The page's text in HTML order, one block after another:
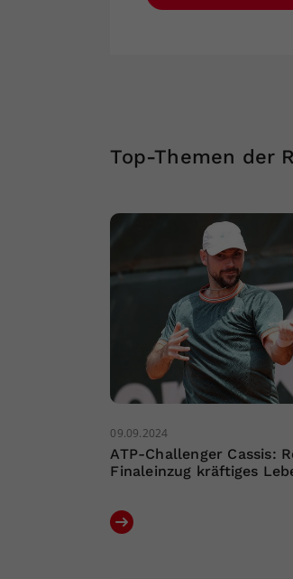
Top-Themen der
09.09.2024
ATP-Challenger Cassis:
Finaleinzug kräftiges